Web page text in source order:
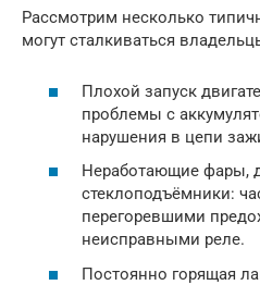
Рассмотрим несколько
могут сталкиваться
Плохой запуск
проблемы с
нарушения в цепи
Неработающие фары,
стеклоподъёмники:
перегоревшими
неисправными реле.
Постоянно горящая